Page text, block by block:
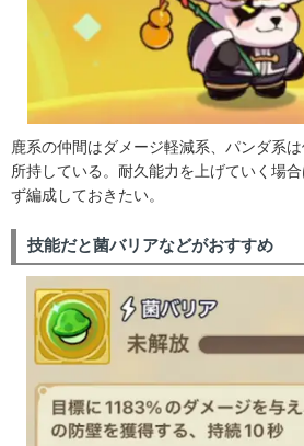
鹿系の仲間はダメージ軽減系、パンダ系
所持している。耐久能力を上げていく場
ず編成しておきたい。
技能だと菌バリアなどがおすすめ